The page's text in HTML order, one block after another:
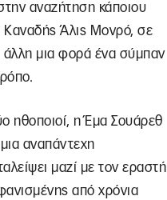
αναζήτηση κάποιου
Καναδής Άλις Μονρό, σε
άλλη μια φορά ένα σύμπαν
ηθοποιοί, η Έμα Σουάρεθ
αναπάντεχη
μαζί με τον εραστή
από χρόνια